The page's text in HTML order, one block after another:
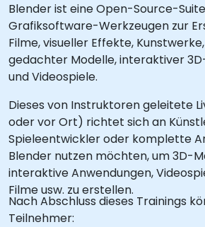
Blender ist eine Open-Source-
Grafiksoftware-Werkzeugen zur
Filme, visueller Effekte,
gedachter Modelle, interaktiver
und Videospiele.
Dieses von Instruktoren geleitete
oder vor Ort) richtet sich an
Spieleentwickler oder komplette
Blender nutzen möchten, um 3D-
interaktive Anwendungen,
Filme usw. zu erstellen.
Nach Abschluss dieses Trainings
Teilnehmer: